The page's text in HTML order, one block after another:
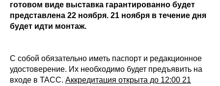
готовом виде выставка гарантированно будет
представлена 22 ноября. 21 ноября в течение дня
будет идти монтаж.
С собой обязательно иметь паспорт и редакционное
удостоверение. Их необходимо будет предъявить на
входе в ТАСС. Аккредитация открыта до 12:00 21